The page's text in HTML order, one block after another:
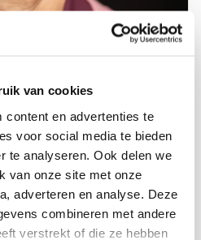
van cookies
content en advertenties te
voor social media te bieden
te analyseren. Ook delen we
van onze site met onze
adverteren en analyse. Deze
combineren met andere
verstrekt of die ze hebben